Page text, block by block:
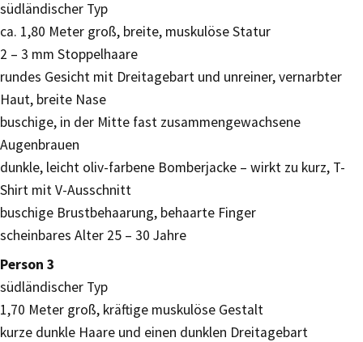
südländischer Typ
ca. 1,80 Meter groß, breite, muskulöse Statur
2 – 3 mm Stoppelhaare
rundes Gesicht mit Dreitagebart und unreiner, vernarbter
Haut, breite Nase
buschige, in der Mitte fast zusammengewachsene
Augenbrauen
dunkle, leicht oliv-farbene Bomberjacke – wirkt zu kurz, T-
Shirt mit V-Ausschnitt
buschige Brustbehaarung, behaarte Finger
scheinbares Alter 25 – 30 Jahre
Person 3
südländischer Typ
1,70 Meter groß, kräftige muskulöse Gestalt
kurze dunkle Haare und einen dunklen Dreitagebart